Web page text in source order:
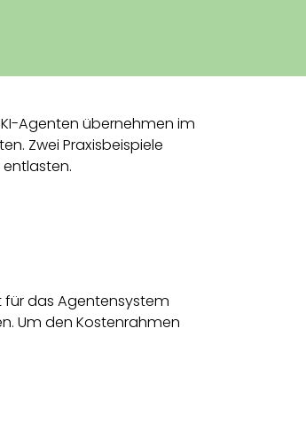
Agenten übernehmen im
Zwei Praxisbeispiele
für das Agentensystem
Um den Kostenrahmen